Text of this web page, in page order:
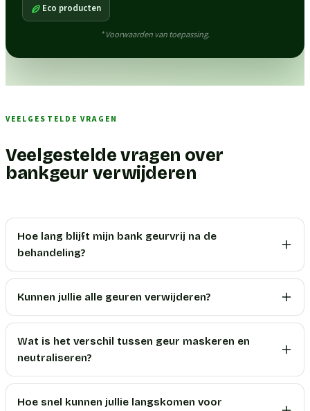
Eco producten
* Voorwaarden van toepassing.
VEELGESTELDE VRAGEN
Veelgestelde vragen over
bankgeur verwijderen
Hoe lang blijft mijn bank geurvrij na de
behandeling?
Kunnen jullie alle geuren verwijderen?
Wat is het verschil tussen geur maskeren en
neutraliseren?
Hoe snel kunnen jullie langskomen voor